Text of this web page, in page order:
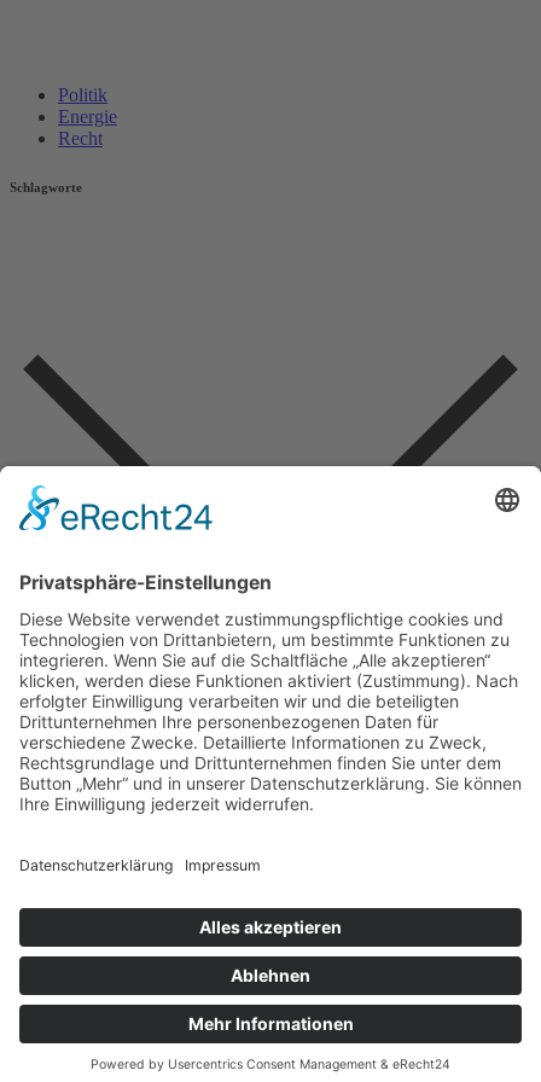
Politik
Energie
Recht
Schlagworte
10-H-Regelung AKW alternative Medien alternativenlose Politik Angela Merkel
Aufarbeitung Bargeld Bayerischer Verdienstorden Beleidigung Bildung Bundesrat
Corona Covid Diäten EKD Erneuerbare Energie
Innenminister Klimakrise Koalitionen Landtag
Meinungsfreiheit Migration Pisa-Studie Politik Präsenz Schule small modular
Wahl-O-Mat Windkraft
Copyright © 2026 Meinung und Wahrheit.
Impressum |Datenschutz|Cookie-Einstellungen
Facebook-f Twitter Telegram